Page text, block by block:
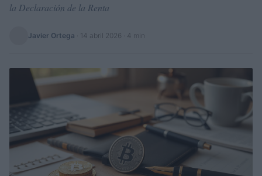
la Declaración de la Renta
Javier Ortega 14 abril 2026 · 4 min